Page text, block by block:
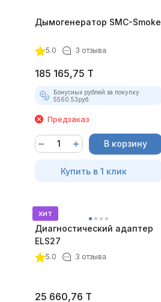
Дымогенератор SMC-Smoke
5.0 3 отзыва
185 165,75 T
Бонусных рублей за покупку:
5560.53руб.
Предзаказ
В корзину
Купить в 1 клик
хит
Диагностический адаптер
ELS27
5.0 3 отзыва
25 660,76 T